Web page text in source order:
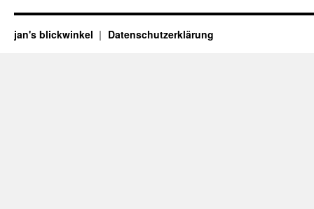
jan's blickwinkel Datenschutzerklärung